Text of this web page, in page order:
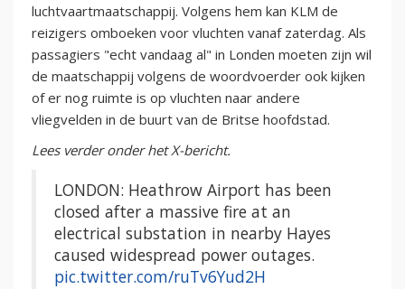
luchtvaartmaatschappij. Volgens hem kan KLM de
reizigers omboeken voor vluchten vanaf zaterdag. Als
passagiers "echt vandaag al" in Londen moeten zijn wil
de maatschappij volgens de woordvoerder ook kijken
of er nog ruimte is op vluchten naar andere
vliegvelden in de buurt van de Britse hoofdstad.
Lees verder onder het X-bericht.
LONDON: Heathrow Airport has been
closed after a massive fire at an
electrical substation in nearby Hayes
caused widespread power outages.
pic.twitter.com/ruTv6Yud2H